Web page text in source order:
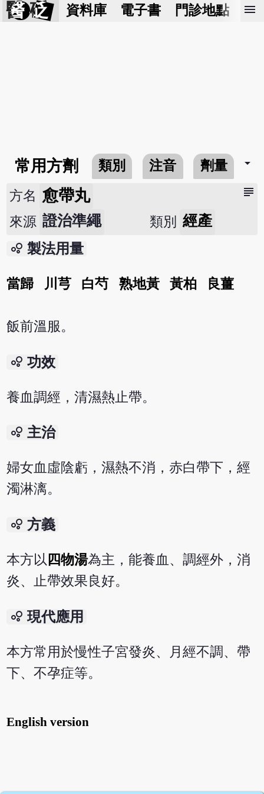
醫 砭 資料庫 電子書 門診地點 預
menu
常用方劑 類別 注音 劑量 arrow_drop_down
subject
方名 愈帶丸
來源 證治準繩 類別 經產
bubble_chart 製法用量
當歸 川芎 白芍 熟地黃 黃柏 良薑
飯前溫服。
bubble_chart 功效
養血調經，清濕熱止帶。
bubble_chart 主治
婦女血虛陰虧，濕熱不消，赤白帶下，經
濁淋漓。
bubble_chart 方義
本方以 四物湯為主，能養血、調經外，消
炎、止帶效果良好。
bubble_chart 現代應用
本方常用於慢性子宮發炎、月經不調、帶
下、不孕症等。
English version